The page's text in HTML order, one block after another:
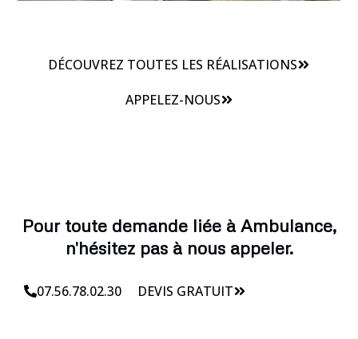
DÉCOUVREZ TOUTES LES RÉALISATIONS
APPELEZ-NOUS
Pour toute demande liée à Ambulance,
n'hésitez pas à nous appeler.
07.56.78.02.30 DEVIS GRATUIT